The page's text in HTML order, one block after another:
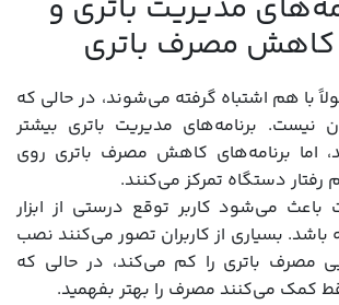
کاهش مصرف باتری
با هم اشتباه گرفته می‌شوند، در حالی که
برنامه‌های مدیریت باتری بیشتر
اما برنامه‌های کاهش مصرف باتری روی
دستگاه تمرکز می‌کنند.
می‌شود کاربر توقع درستی از ابزار
باشد. بسیاری از کاربران تصور می‌کنند نصب
مصرف باتری را کم می‌کند، در حالی که
کمک می‌کنند مصرف را بهتر بفهمید.